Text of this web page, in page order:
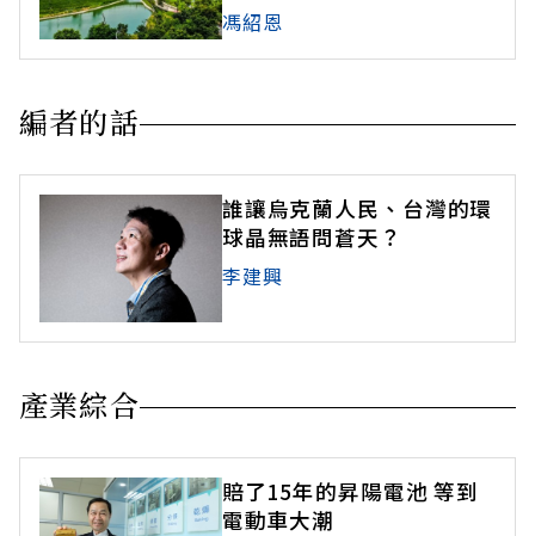
馮紹恩
編者的話
誰讓烏克蘭人民、台灣的環
球晶無語問蒼天？
李建興
產業綜合
賠了15年的昇陽電池 等到
電動車大潮